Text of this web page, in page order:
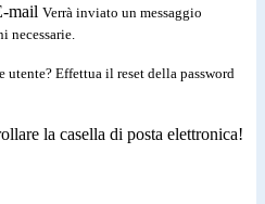
mail Verrà inviato un messaggio
necessarie.
utente? Effettua il reset della password
la casella di posta elettronica!